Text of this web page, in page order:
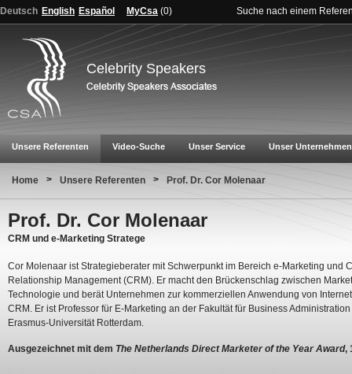
Deutsch English Español MyCsa (0) Suche nach einem
Celebrity Speakers
Unsere Referenten Video-Suche Unser Service Unser Unternehmen
Home > Unsere Referenten > Prof. Dr. Cor Molenaar
Prof. Dr. Cor Molenaar
CRM und e-Marketing Stratege
Cor Molenaar ist Strategieberater mit Schwerpunkt im Bereich e-Marketing und
Relationship Management (CRM). Er macht den Brückenschlag zwischen
Technologie und berät Unternehmen zur kommerziellen Anwendung von
CRM. Er ist Professor für E-Marketing an der Fakultät für Business
Erasmus-Universität Rotterdam.
Ausgezeichnet mit dem The Netherlands Direct Marketer of the Year Award,